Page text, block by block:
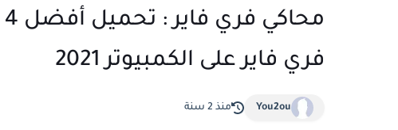
فري فاير على الكمبيوتر 2021
You2ou منذ 2 سنة